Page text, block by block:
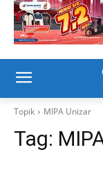
Topik MIPA Unizar
Tag: